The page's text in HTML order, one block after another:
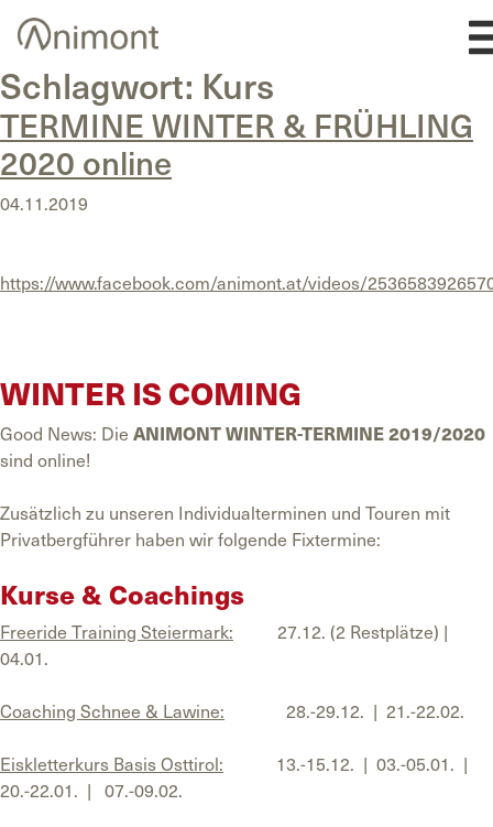
Skip
Schlagwort: Kurs
TERMINE WINTER & FRÜHLING
2020 online
04.11.2019
https://www.facebook.com/animont.at/videos/
WINTER IS COMING
Good News: Die ANIMONT WINTER-TERMINE2019/2020
sind online!
Zusätzlich zu unseren Individualterminen und Touren mit
Privatbergführer haben wir folgende Fixtermine:
Kurse & Coachings
Freeride Training Steiermark: 27.12. (2 Restplätze) |
04.01.
Coaching Schnee & Lawine: 28.-29.12. | 21.-22.02.
Eiskletterkurs Basis Osttirol: 13.-15.12. | 03.-05.01. |
20.-22.01. | 07.-09.02.